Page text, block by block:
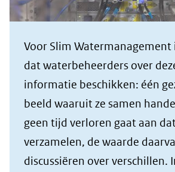
Voor Slim Watermanagement
dat waterbeheerders over
informatie beschikken: één
beeld waaruit ze samen
geen tijd verloren gaat aan
verzamelen, de waarde
discussiëren over verschillen.